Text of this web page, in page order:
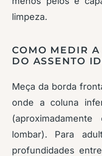
limpeza.
COMO MEDIR
DO ASSENTO
Meça da borda
onde a coluna
lombar). Para
profundidades